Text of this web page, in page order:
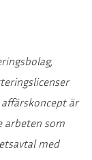
affärskoncept är
arbeten som
med